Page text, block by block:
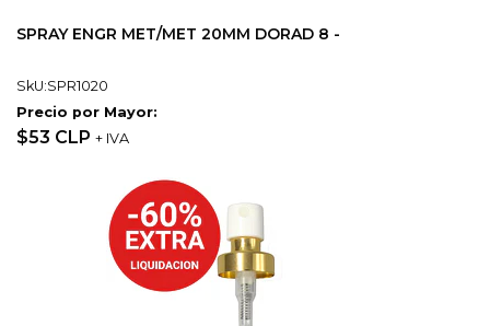
SPRAY ENGR MET/MET 20MM DORAD 8 -
SkU:SPR1020
Precio por Mayor:
$53 CLP + IVA